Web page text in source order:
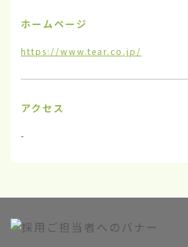
ホームページ
https://www.tear.co.jp/
アクセス
-